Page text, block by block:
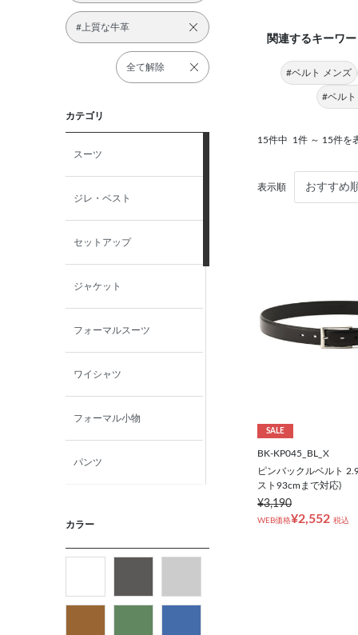
#上質な牛革
全て解除
カテゴリ
スーツ
ジレ・ベスト
セットアップ
ジャケット
フォーマルスーツ
ワイシャツ
フォーマル小物
パンツ
カジュアルシャツ
フォーマルタイ
カラー
関連するキーワ
#ベルト メンズ
#ベル
15件中 1件 ～ 15件を
表示順
SALE
BK-KP045_BL_X
ピンバックルベルト
スト93cmまで対応)
¥3,190
WEB価格¥2,552 税込